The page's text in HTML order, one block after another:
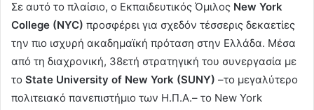
Σε αυτό το πλαίσιο, ο Εκπαιδευτικός Όμιλος New York
College (NYC) προσφέρει για σχεδόν τέσσερις δεκαετίες
την πιο ισχυρή ακαδημαϊκή πρόταση στην Ελλάδα. Μέσα
από τη διαχρονική, 38ετή στρατηγική του συνεργασία με
το State University of New York (SUNY) –το μεγαλύτερο
πολιτειακό πανεπιστήμιο των Η.Π.Α.– το New York